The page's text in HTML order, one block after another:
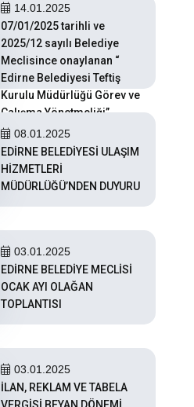
14.01.2025
07/01/2025 tarihli ve
2025/12 sayılı Belediye
Meclisince onaylanan “
Edirne Belediyesi Teftiş
Kurulu Müdürlüğü Görev ve
Çalışma Yönetmeliği”
08.01.2025
EDİRNE BELEDİYESİ ULAŞIM
HİZMETLERİ
MÜDÜRLÜĞÜ’NDEN DUYURU
03.01.2025
EDİRNE BELEDİYE MECLİSİ
OCAK AYI OLAĞAN
TOPLANTISI
03.01.2025
İLAN, REKLAM VE TABELA